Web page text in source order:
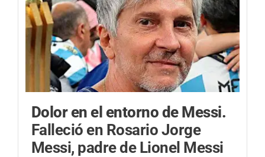
Dolor en el entorno de Messi.
Falleció en Rosario Jorge
Messi, padre de Lionel Messi